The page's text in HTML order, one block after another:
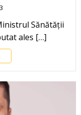
Sănătății
ales […]